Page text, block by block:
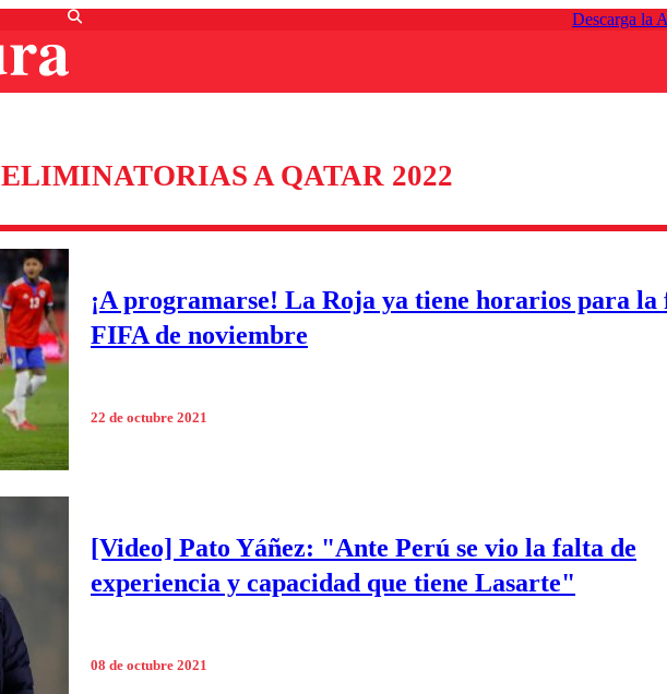
Descarga la
ELIMINATORIAS A QATAR 2022
¡A programarse! La Roja ya tiene horarios para la
FIFA de noviembre
22 de octubre 2021
[Video] Pato Yáñez: "Ante Perú se vio la falta de
experiencia y capacidad que tiene Lasarte"
08 de octubre 2021